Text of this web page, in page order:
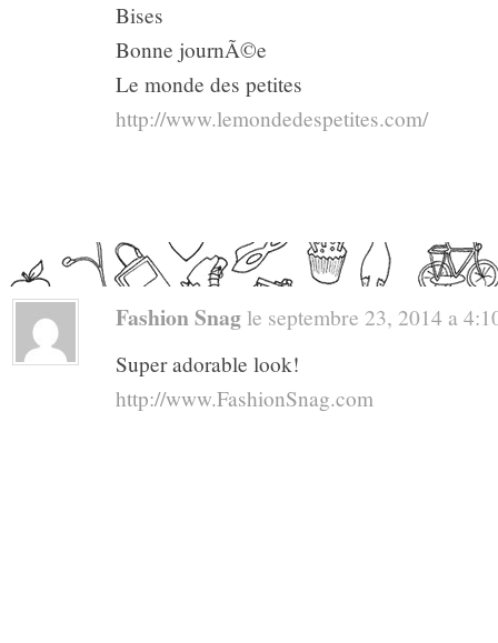
Bises
Bonne journÃ©e
Le monde des petites
http://www.lemondedespetites.com/
Fashion Snag le septembre 23, 2014 a
Super adorable look!
http://www.FashionSnag.com